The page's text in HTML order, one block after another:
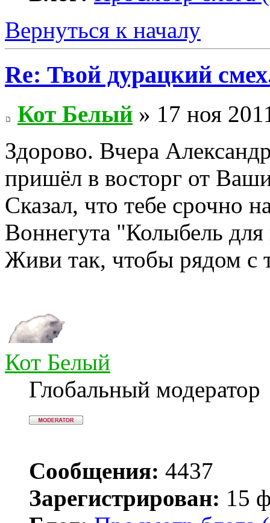
Вернуться к началу
Re: Твой дурацкий
Кот Белый » 17 ноя
Здорово. Вчера
пришёл в восторг от
Сказал, что тебе срочно
Воннегута "Колыбель
Живи так, чтобы рядом с
Кот Белый
Глобальный модератор
Сообщения: 4437
Зарегистрирован: 15